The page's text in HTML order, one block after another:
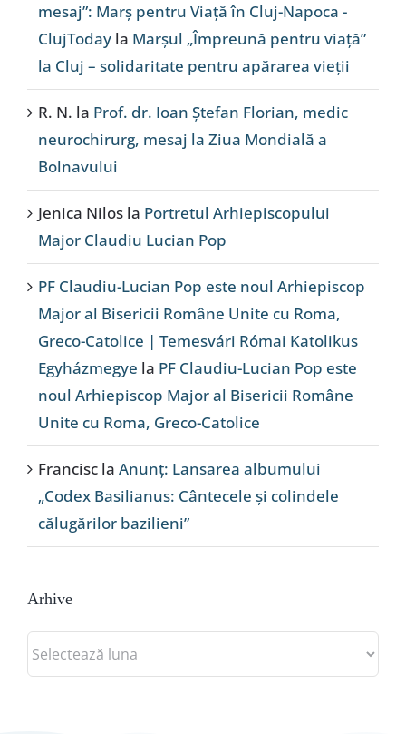
mesaj”: Marș pentru Viață în Cluj-Napoca -
ClujToday la Marșul „Împreună pentru viață”
la Cluj – solidaritate pentru apărarea vieții
R. N. la Prof. dr. Ioan Ștefan Florian, medic
neurochirurg, mesaj la Ziua Mondială a
Bolnavului
Jenica Nilos la Portretul Arhiepiscopului
Major Claudiu Lucian Pop
PF Claudiu-Lucian Pop este noul Arhiepiscop
Major al Bisericii Române Unite cu Roma,
Greco-Catolice | Temesvári Római Katolikus
Egyházmegye la PF Claudiu-Lucian Pop este
noul Arhiepiscop Major al Bisericii Române
Unite cu Roma, Greco-Catolice
Francisc la Anunț: Lansarea albumului
„Codex Basilianus: Cântecele și colindele
călugărilor bazilieni”
Arhive
Arhive